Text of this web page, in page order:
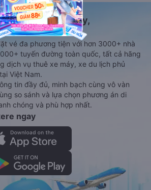
Xe khách, Máy bay,
xe
vé đa phương tiện với hơn 3000+ nhà
tuyến đường toàn quốc, tất cả hãng
dịch vụ thuê xe máy, xe du lịch phủ
Việt Nam.
tin đầy đủ, minh bạch cùng vô vàn
so sánh và lựa chọn phương án di
chóng và phù hợp nhất.
ngay